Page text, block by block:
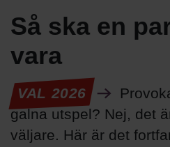
Så ska en
vara
VAL 2026
galna utspel? Nej, det
väljare. Här är det